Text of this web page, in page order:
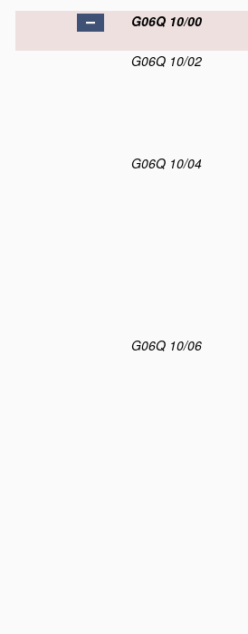
G06Q 10/00
G06Q 10/02
G06Q 10/04
G06Q 10/06